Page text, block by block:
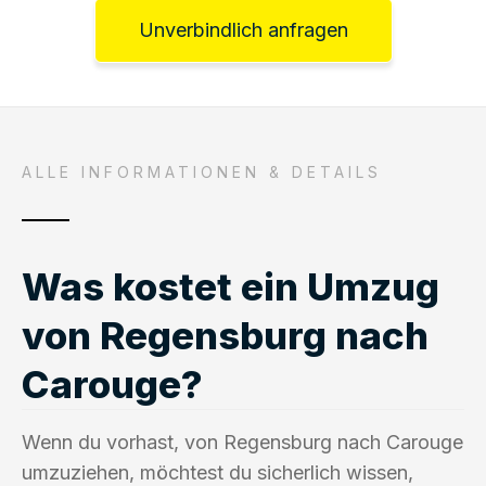
Unverbindlich anfragen
ALLE INFORMATIONEN & DETAILS
Was kostet ein Umzug
von Regensburg nach
Carouge?
Wenn du vorhast, von Regensburg nach Carouge
umzuziehen, möchtest du sicherlich wissen,